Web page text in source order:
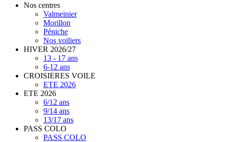
Nos centres
Valmeinier
Morillon
Péniche
Nos voiliers
HIVER 2026/27
13 - 17 ans
6-12 ans
CROISIERES VOILE
ETE 2026
ETE 2026
6/12 ans
9/14 ans
13/17 ans
PASS COLO
PASS COLO